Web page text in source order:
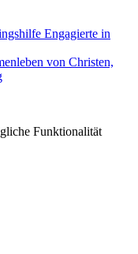
Engagierte in
von Christen,
Funktionalität